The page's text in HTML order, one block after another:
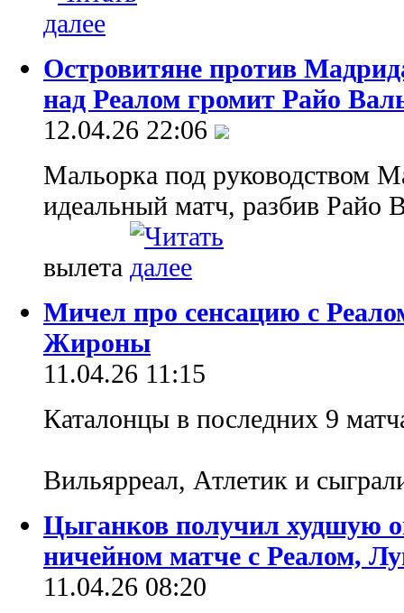
Островитяне против
над Реалом громит Райо
12.04.26 22:06
Мальорка под руководством
идеальный матч, разбив Райо
вылета
Мичел про сенсацию с
Жироны
11.04.26 11:15
Каталонцы в последних 9
Вильярреал, Атлетик и
Цыганков получил худшую
ничейном матче с Реалом,
11.04.26 08:20